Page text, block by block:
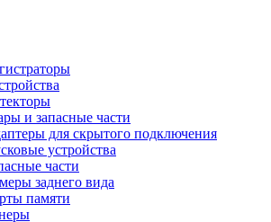
и запасные части
для скрытого подключения
устройства
части
заднего вида
памяти